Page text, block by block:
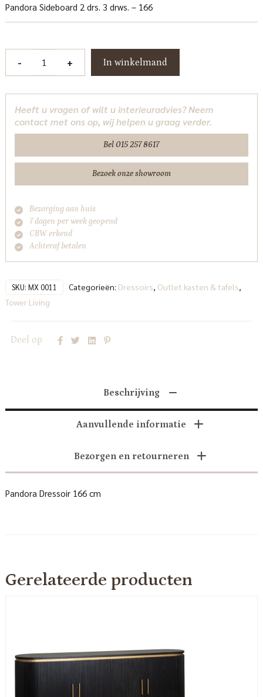
Pandora Sideboard 2 drs. 3 drws. – 166
-
cm
Tower
Living
+ In winkelmand
Heeft u vragen of wilt u interieuradvies? Neem
contact met ons op, wij helpen u graag verder.
Bel 015 257 8617
Bezoek onze showroom
Bezorging aan huis
7 dagen per week geopend
CBW erkend
Achteraf betalen
SKU: MX 0011 Categorieën: Dressoirs Outlet kasten & tafels
Tower Living
Deel op
Beschrijving
Aanvullende informatie
Bezorgen en retourneren
Pandora Dressoir 166 cm
Gerelateerde producten